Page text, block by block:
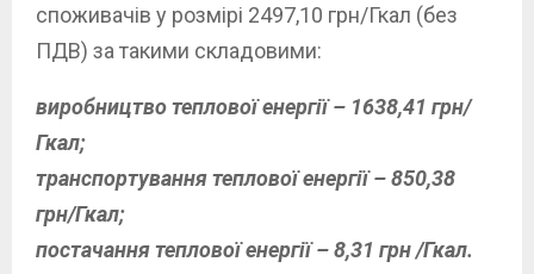
споживачів у розмірі 2497,10 грн/Гкал (без
ПДВ) за такими складовими:
виробництво теплової енергії – 1638,41 грн/
Гкал;
транспортування теплової енергії – 850,38
грн/Гкал;
постачання теплової енергії – 8,31 грн /Гкал.